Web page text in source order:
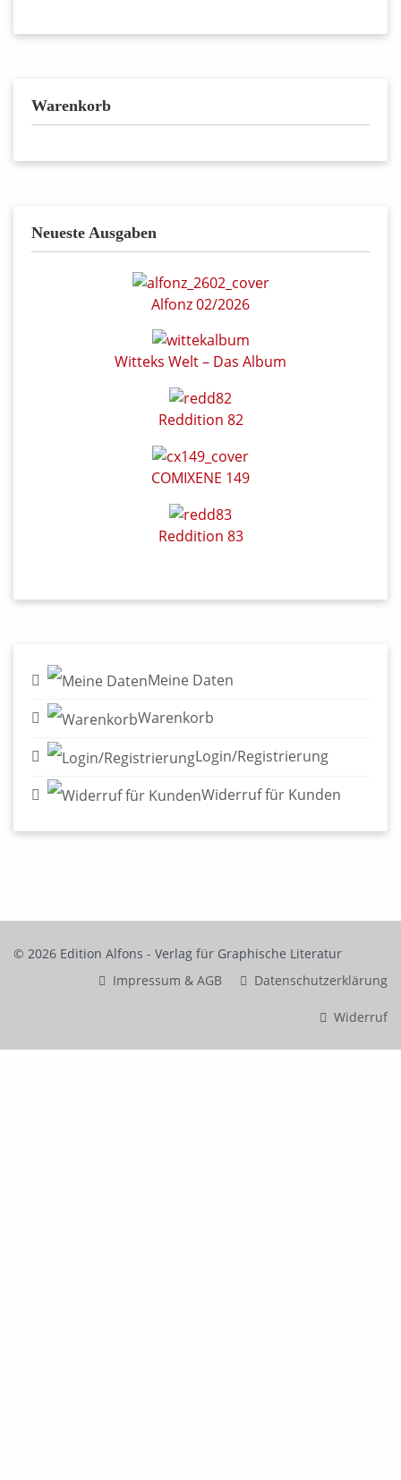
Warenkorb
Neueste Ausgaben
Alfonz 02/2026
Witteks Welt – Das Album
Reddition 82
COMIXENE 149
Reddition 83
Meine Daten
Warenkorb
Login/Registrierung
Widerruf für Kunden
© 2026 Edition Alfons - Verlag für Graphische Literatur
Impressum & AGB
Datenschutzerklärung
Widerruf